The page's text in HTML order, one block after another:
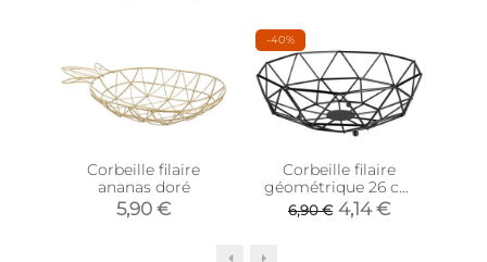
Corbeille filaire
ananas doré
5,90 €
-40%
Corbeille filaire
géométrique 26 cm
(Noir)
6,90 € 4,14 €